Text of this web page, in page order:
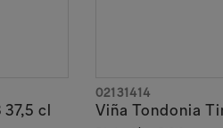
cl Viña Tondonia
02131414